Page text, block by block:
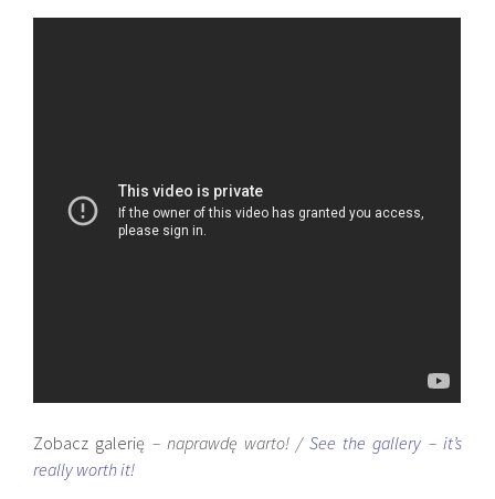
Zobacz galerię – naprawdę warto! /See the gallery – it’s
really worth it!